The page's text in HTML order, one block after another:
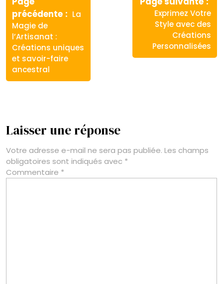
de
l’article
précédente
Article
La
Magie de
l’Artisanat :
Créations uniques
et savoir-faire
ancestral
Article
suivant
Exprimez Votre
Style avec des
Créations
Personnalisées
Laisser une réponse
Votre adresse e-mail ne sera pas publiée. Les champs
obligatoires sont indiqués avec *
Commentaire *